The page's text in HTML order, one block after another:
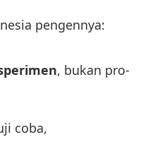
pengennya:
, bukan pro-
coba,